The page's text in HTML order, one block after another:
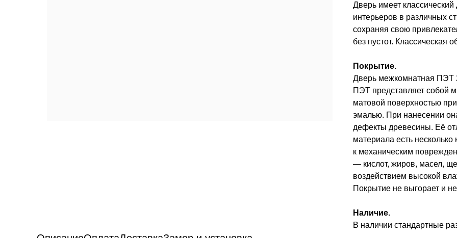
Дверь имеет
интерьеров в различных
сохраняя свою
без пустот. Классическая
Покрытие.
Дверь межкомнатная ПЭТ
ПЭТ представляет собой
матовой поверхностью
эмалью. При нанесении
дефекты древесины. Её
материала есть
к механическим
— кислот, жиров, масел,
воздействием высокой
Покрытие не выгорает и
Наличие.
В наличии стандартные